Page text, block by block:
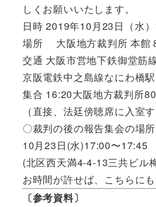
しくお願いいたします。
日時 2019年10月23日（水
場所 大阪地方裁判所 本館
交通 大阪市営地下鉄御堂筋
京阪電鉄中之島線なにわ橋
集合 16:20大阪地方裁判所
（直接、法廷傍聴席に入室
〇裁判の後の報告集会の場
10月23日(水)17:00〜17:45
(北区西天満4-4-13三共ビル
お時間が許せば、こちらにも
〔参考資料〕